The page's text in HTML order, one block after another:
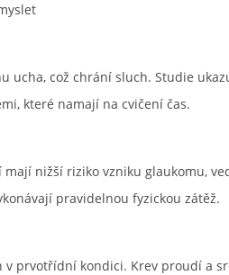
ucha, což chrání sluch. Studie
které namají na cvičení čas.
nižší riziko vzniku glaukomu,
pravidelnou fyzickou zátěž.
prvotřídní kondici. Krev proudí a